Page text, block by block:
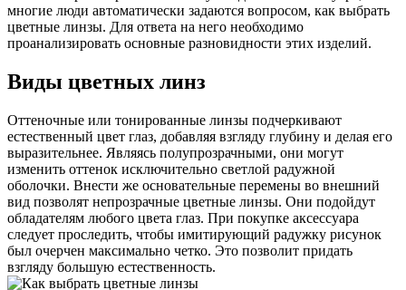
многие люди автоматически задаются вопросом, как выбрать
цветные линзы. Для ответа на него необходимо
проанализировать основные разновидности этих изделий.
Виды цветных линз
Оттеночные или тонированные линзы подчеркивают
естественный цвет глаз, добавляя взгляду глубину и делая его
выразительнее. Являясь полупрозрачными, они могут
изменить оттенок исключительно светлой радужной
оболочки. Внести же основательные перемены во внешний
вид позволят непрозрачные цветные линзы. Они подойдут
обладателям любого цвета глаз. При покупке аксессуара
следует проследить, чтобы имитирующий радужку рисунок
был очерчен максимально четко. Это позволит придать
взгляду большую естественность.